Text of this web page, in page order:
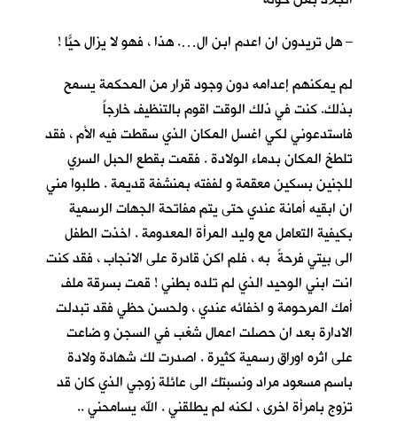
– هل تريدون ان اعدم ابن ال…. هذا ، فهو لا يزال حيّاً !
لم يمكنهم إعدامه دون وجود قرار من المحكمة يسمح
بذلك. كنت في ذلك الوقت اقوم بالتنظيف خارجاً
فاستدعوني لكي اغسل المكان الذي سقطت فيه الأم ، فقد
تلطخ المكان بدماء الولادة . فقمت بقطع الحبل السري
للجنين بسكين معقمة و لففته بمنشفة قديمة . طلبوا مني
ان ابقيه أمانة عندي حتى يتم مفاتحة الجهات الرسمية
بكيفية التعامل مع وليد المرأة المعدومة . اخذت الطفل
الى بيتي فرحةً به ، فلم اكن قادرة على الانجاب ، فقد كنت
انت ابني الوحيد الذي لم تلده بطني ! قمت بسرقة ملف
أمك المرحومة و اخفائه عندي ، ولحسن حظي فقد تبدلت
الادارة بعد ان حصلت اعمال شغب في السجن و ضاعت
على اثره اوراق رسمية كثيرة . اصدرت لك شهادة ولادة
باسم مسعود مراد ونسبتك الى عائلة زوجي الذي كان قد
تزوج بامرأة اخرى ، لكنه لم يطلقني . الله يسامحني ..